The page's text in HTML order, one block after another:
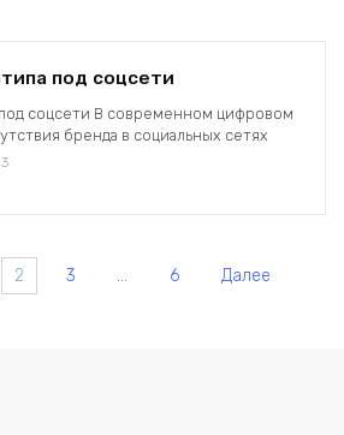
под соцсети
под соцсети В современном цифровом
бренда в социальных сетях
3
2 3 … 6 Далее